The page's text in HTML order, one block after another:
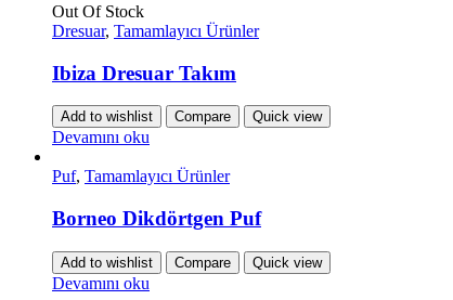
Out Of Stock
Dresuar, Tamamlayıcı Ürünler
Ibiza Dresuar Takım
Add to wishlist Compare Quick view
Devamını oku
Puf, Tamamlayıcı Ürünler
Borneo Dikdörtgen Puf
Add to wishlist Compare Quick view
Devamını oku